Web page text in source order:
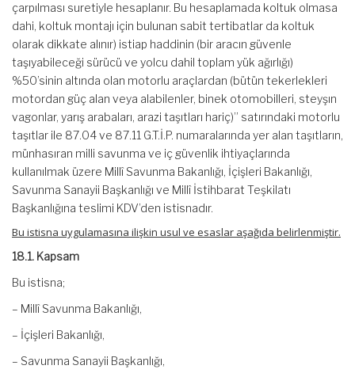
çarpılması suretiyle hesaplanır. Bu hesaplamada koltuk olmasa
dahi, koltuk montajı için bulunan sabit tertibatlar da koltuk
olarak dikkate alınır) istiap haddinin (bir aracın güvenle
taşıyabileceği sürücü ve yolcu dahil toplam yük ağırlığı)
%50’sinin altında olan motorlu araçlardan (bütün tekerlekleri
motordan güç alan veya alabilenler, binek otomobilleri, steyşın
vagonlar, yarış arabaları, arazi taşıtları hariç)” satırındaki motorlu
taşıtlar ile 87.04 ve 87.11 G.T.İ.P. numaralarında yer alan taşıtların,
münhasıran milli savunma ve iç güvenlik ihtiyaçlarında
kullanılmak üzere Millî Savunma Bakanlığı, İçişleri Bakanlığı,
Savunma Sanayii Başkanlığı ve Millî İstihbarat Teşkilatı
Başkanlığına teslimi KDV’den istisnadır.
Bu istisna uygulamasına ilişkin usul ve esaslar aşağıda belirlenmiştir.
18.1. Kapsam
Bu istisna;
– Millî Savunma Bakanlığı,
– İçişleri Bakanlığı,
– Savunma Sanayii Başkanlığı,